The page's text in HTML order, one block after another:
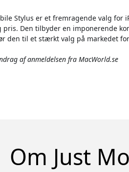
Stylus er et fremragende valg for
pris. Den tilbyder en imponerende
den til et stærkt valg på markedet
af anmeldelsen fra MacWorld.se
Om Just